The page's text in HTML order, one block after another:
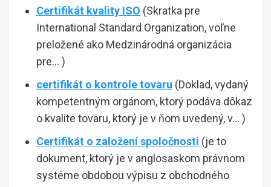
Certifikát kvality ISO (Skratka pre
International Standard Organization, voľne
preložené ako Medzinárodná organizácia
pre… )
certifikát o kontrole tovaru (Doklad, vydaný
kompetentným orgánom, ktorý podáva dôkaz
o kvalite tovaru, ktorý je v ňom uvedený, v… )
Certifikát o založení spoločnosti (je to
dokument, ktorý je v anglosaskom právnom
systéme obdobou výpisu z obchodného